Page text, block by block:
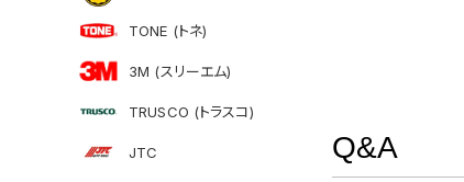
TONE (トネ)
3M (スリーエム)
TRUSCO (トラスコ)
JTC Q&A